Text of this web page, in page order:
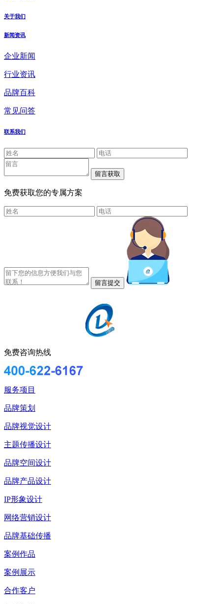
关于我们
新闻资讯
企业新闻
行业资讯
品牌百科
常见问答
联系我们
免费获取您的专属方案
免费咨询热线
服务项目
品牌策划
品牌视觉设计
主题传播设计
品牌空间设计
品牌产品设计
IP形象设计
网络营销设计
品牌基础传播
案例作品
案例展示
合作客户